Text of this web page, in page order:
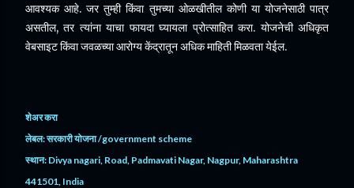
आवश्यक आहे. जर तुम्ही किंवा तुमच्या ओळखीतील कोणी या योजनेसाठी पात्र
असतील, तर त्यांना याचा फायदा घ्यायला प्रोत्साहित करा. योजनेची अधिकृत
वेबसाइट किंवा जवळच्या आरोग्य केंद्रातून अधिक माहिती मिळवता येईल.
शेअर करा
लेबल:सरकारी योजना /government scheme
स्थान: Divya nagari, Road, Padmavati Nagar, Nagpur, Maharashtra
441501, India